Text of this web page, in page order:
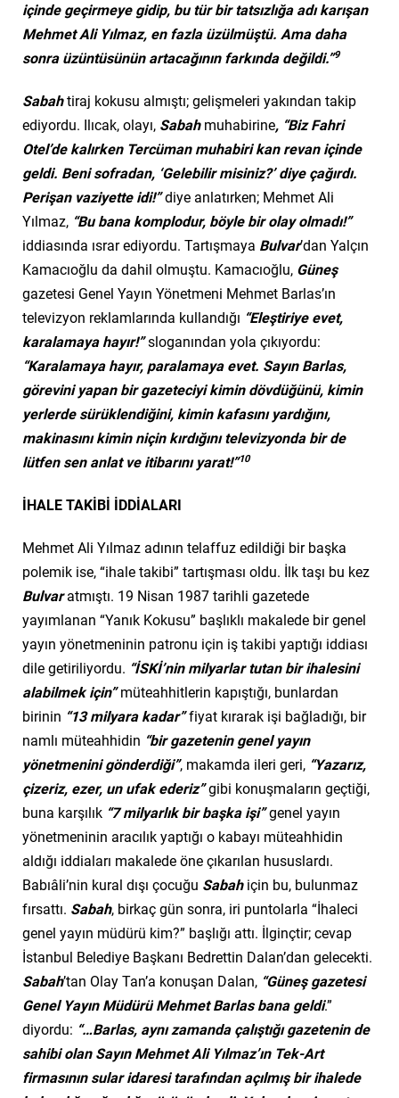
içinde geçirmeye gidip, bu tür bir tatsızlığa adı karışan
Mehmet Ali Yılmaz, en fazla üzülmüştü. Ama daha
sonra üzüntüsünün artacağının farkında değildi.”9
Sabahtiraj kokusu almıştı; gelişmeleri yakından takip
ediyordu. Ilıcak, olayı, Sabah muhabirine, “Biz Fahri
Otel’de kalırken Tercüman muhabiri kan revan içinde
geldi. Beni sofradan, ‘Gelebilir misiniz?’ diye çağırdı.
Perişan vaziyette idi!”diye anlatırken; Mehmet Ali
Yılmaz, “Bu bana komplodur, böyle bir olay olmadı!”
iddiasında ısrar ediyordu. Tartışmaya Bulvar’dan Yalçın
Kamacıoğlu da dahil olmuştu. Kamacıoğlu, Güneş
gazetesi Genel Yayın Yönetmeni Mehmet Barlas’ın
televizyon reklamlarında kullandığı “Eleştiriye evet,
karalamaya hayır!”sloganından yola çıkıyordu:
“Karalamaya hayır, paralamaya evet. Sayın Barlas,
görevini yapan bir gazeteciyi kimin dövdüğünü, kimin
yerlerde sürüklendiğini, kimin kafasını yardığını,
makinasını kimin niçin kırdığını televizyonda bir de
lütfen sen anlat ve itibarını yarat!”10
İHALE TAKİBİ İDDİALARI
Mehmet Ali Yılmaz adının telaffuz edildiği bir başka
polemik ise, “ihale takibi” tartışması oldu. İlk taşı bu kez
Bulvaratmıştı. 19 Nisan 1987 tarihli gazetede
yayımlanan “Yanık Kokusu” başlıklı makalede bir genel
yayın yönetmeninin patronu için iş takibi yaptığı iddiası
dile getiriliyordu. “İSKİ’nin milyarlar tutan bir ihalesini
alabilmek için”müteahhitlerin kapıştığı, bunlardan
birinin “13 milyara kadar”fiyat kırarak işi bağladığı, bir
namlı müteahhidin “bir gazetenin genel yayın
yönetmenini gönderdiği”, makamda ileri geri, “Yazarız,
çizeriz, ezer, un ufak ederiz”gibi konuşmaların geçtiği,
buna karşılık “7 milyarlık bir başka işi”genel yayın
yönetmeninin aracılık yaptığı o kabayı müteahhidin
aldığı iddiaları makalede öne çıkarılan hususlardı.
Babıâli’nin kural dışı çocuğu Sabah için bu, bulunmaz
fırsattı. Sabah, birkaç gün sonra, iri puntolarla “İhaleci
genel yayın müdürü kim?” başlığı attı. İlginçtir; cevap
İstanbul Belediye Başkanı Bedrettin Dalan’dan gelecekti.
Sabah’tan Olay Tan’a konuşan Dalan, “Güneş gazetesi
Genel Yayın Müdürü Mehmet Barlas bana geldi.”
diyordu: “…Barlas, aynı zamanda çalıştığı gazetenin de
sahibi olan Sayın Mehmet Ali Yılmaz’ın Tek-Art
firmasının sular idaresi tarafından açılmış bir ihalede